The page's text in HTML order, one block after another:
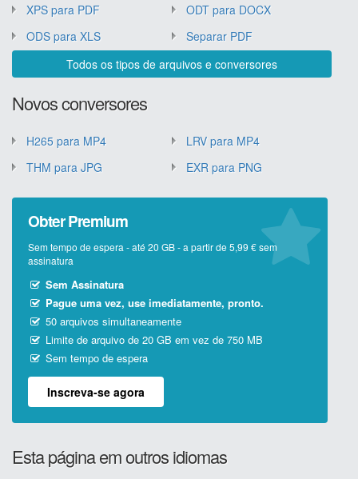
XPS para PDF
ODT para DOCX
ODS para XLS
Separar PDF
Todos os tipos de arquivos e conversores
Novos conversores
H265 para MP4
LRV para MP4
THM para JPG
EXR para PNG
Obter Premium
Sem tempo de espera - até 20 GB - a partir de 5,99 € sem
assinatura
Sem Assinatura
Pague uma vez, use imediatamente, pronto.
50 arquivos simultaneamente
Limite de arquivo de 20 GB em vez de 750 MB
Sem tempo de espera
Inscreva-se agora
Esta página em outros idiomas